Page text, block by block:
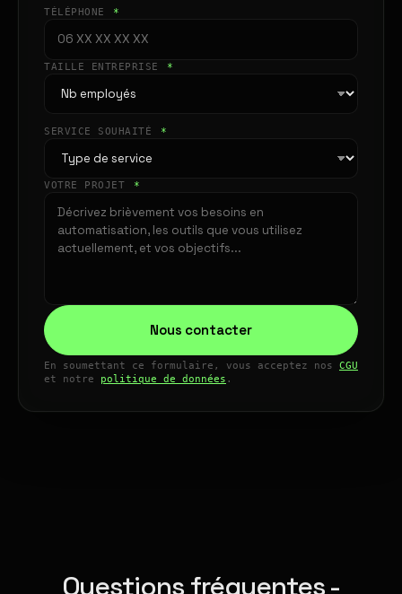
TÉLÉPHONE *
TAILLE ENTREPRISE *
SERVICE SOUHAITÉ *
VOTRE PROJET *
Nous contacter
En soumettant ce formulaire, vous acceptez nos CGU
et notre politique de données .
Questions fréquentes -